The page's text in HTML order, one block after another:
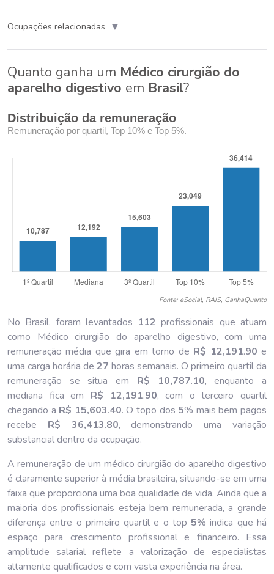
Ocupações relacionadas ▼
Quanto ganha um Médico cirurgião do
aparelho digestivo em Brasil?
Distribuição da remuneração
Remuneração por quartil, Top 10% e Top 5%.
Fonte: eSocial, RAIS, GanhaQuanto
No Brasil, foram levantados 112 profissionais que atuam
como Médico cirurgião do aparelho digestivo, com uma
remuneração média que gira em torno de R$ 12,191.90 e
uma carga horária de 27 horas semanais. O primeiro quartil da
remuneração se situa em R$ 10,787.10, enquanto a
mediana fica em R$ 12,191.90, com o terceiro quartil
chegando a R$ 15,603.40. O topo dos 5% mais bem pagos
recebe R$ 36,413.80, demonstrando uma variação
substancial dentro da ocupação.
A remuneração de um médico cirurgião do aparelho digestivo
é claramente superior à média brasileira, situando-se em uma
faixa que proporciona uma boa qualidade de vida. Ainda que a
maioria dos profissionais esteja bem remunerada, a grande
diferença entre o primeiro quartil e o top 5% indica que há
espaço para crescimento profissional e financeiro. Essa
amplitude salarial reflete a valorização de especialistas
altamente qualificados e com vasta experiência na área.